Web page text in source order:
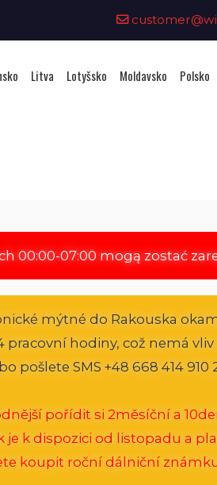
Litva Lotyšsko Moldavsko Polsko
00:00-07:00 mogą zostać
mýtné do Rakouska
pracovní hodiny, což nemá
pošlete SMS +48 668 414 910
pořídit si 2měsíční a
k dispozici od listopadu a
koupit roční dálniční